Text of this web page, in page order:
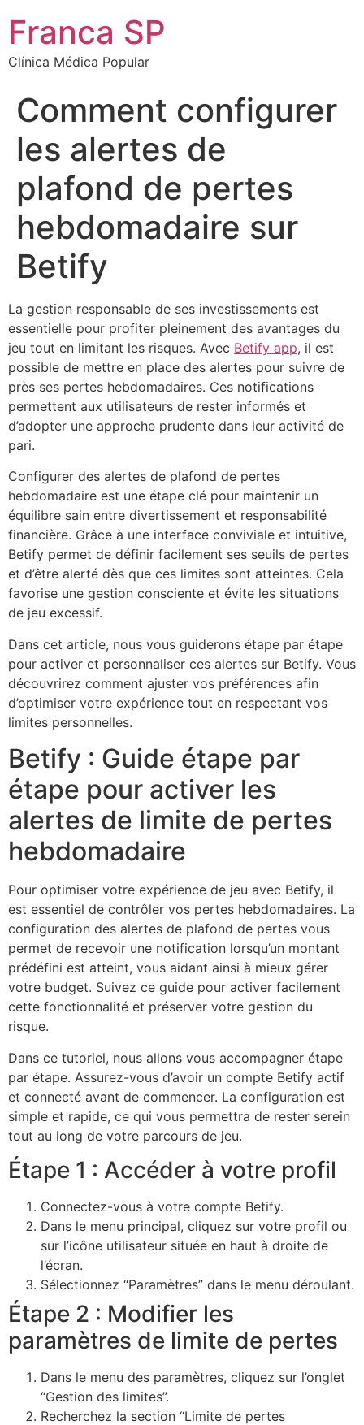
Franca SP
Clínica Médica Popular
Comment configurer
les alertes de
plafond de pertes
hebdomadaire sur
Betify
La gestion responsable de ses investissements est
essentielle pour profiter pleinement des avantages du
jeu tout en limitant les risques. Avec Betify app, il est
possible de mettre en place des alertes pour suivre de
près ses pertes hebdomadaires. Ces notifications
permettent aux utilisateurs de rester informés et
d’adopter une approche prudente dans leur activité de
pari.
Configurer des alertes de plafond de pertes
hebdomadaire est une étape clé pour maintenir un
équilibre sain entre divertissement et responsabilité
financière. Grâce à une interface conviviale et intuitive,
Betify permet de définir facilement ses seuils de pertes
et d’être alerté dès que ces limites sont atteintes. Cela
favorise une gestion consciente et évite les situations
de jeu excessif.
Dans cet article, nous vous guiderons étape par étape
pour activer et personnaliser ces alertes sur Betify. Vous
découvrirez comment ajuster vos préférences afin
d’optimiser votre expérience tout en respectant vos
limites personnelles.
Betify : Guide étape par
étape pour activer les
alertes de limite de pertes
hebdomadaire
Pour optimiser votre expérience de jeu avec Betify, il
est essentiel de contrôler vos pertes hebdomadaires. La
configuration des alertes de plafond de pertes vous
permet de recevoir une notification lorsqu’un montant
prédéfini est atteint, vous aidant ainsi à mieux gérer
votre budget. Suivez ce guide pour activer facilement
cette fonctionnalité et préserver votre gestion du
risque.
Dans ce tutoriel, nous allons vous accompagner étape
par étape. Assurez-vous d’avoir un compte Betify actif
et connecté avant de commencer. La configuration est
simple et rapide, ce qui vous permettra de rester serein
tout au long de votre parcours de jeu.
Étape 1 : Accéder à votre profil
Connectez-vous à votre compte Betify.
Dans le menu principal, cliquez sur votre profil ou
sur l’icône utilisateur située en haut à droite de
l’écran.
Sélectionnez “Paramètres” dans le menu déroulant.
Étape 2 : Modifier les
paramètres de limite de pertes
Dans le menu des paramètres, cliquez sur l’onglet
“Gestion des limites”.
Recherchez la section “Limite de pertes